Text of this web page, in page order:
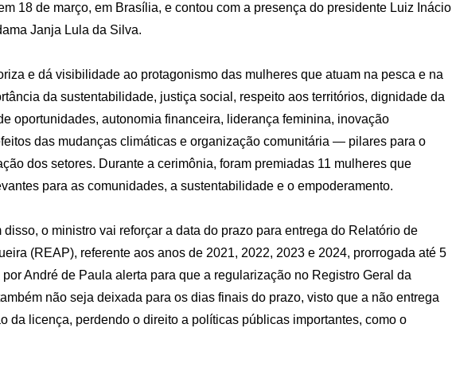
18 de março, em Brasília, e contou com a presença do presidente Luiz Inácio
Janja Lula da Silva.
e dá visibilidade ao protagonismo das mulheres que atuam na pesca e na
da sustentabilidade, justiça social, respeito aos territórios, dignidade da
oportunidades, autonomia financeira, liderança feminina, inovação
das mudanças climáticas e organização comunitária — pilares para o
dos setores. Durante a cerimônia, foram premiadas 11 mulheres que
para as comunidades, a sustentabilidade e o empoderamento.
o ministro vai reforçar a data do prazo para entrega do Relatório de
(REAP), referente aos anos de 2021, 2022, 2023 e 2024, prorrogada até 5
André de Paula alerta para que a regularização no Registro Geral da
não seja deixada para os dias finais do prazo, visto que a não entrega
da licença, perdendo o direito a políticas públicas importantes, como o